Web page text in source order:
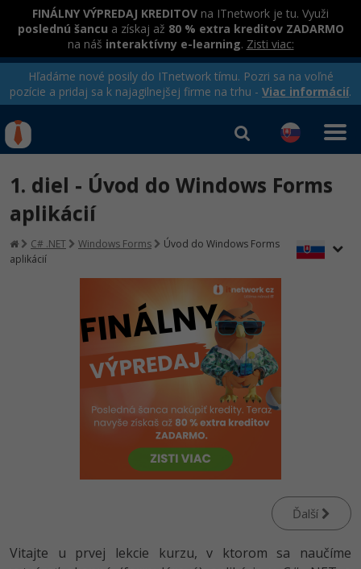
FINÁLNY VÝPREDAJ KREDITOV na ITnetwork je tu. Využi
poslednú šancu a získaj až 80 % extra kreditov ZADARMO
na náš interaktívny e-learning. Zisti viac:
Hľadáme nové posily do ITnetwork tímu. Pozri sa na voľné
pozície a pridaj sa k najagilnejšej firme na trhu - Viac informácií.
Kurzy Úrad Práce
Rekvalifikačné kurzy
hradené úradom práce
Kurzy programovania
C# .NET -80%
Python -80%
JavaScript -80%
-80%
Prihlásiť sa Registrovať
1. diel - Úvod do Windows Forms
aplikácií
C# .NET Windows Forms
Úvod do Windows Forms
aplikácií
Ďalší
Vitajte u prvej lekcie kurzu, v ktorom sa naučíme